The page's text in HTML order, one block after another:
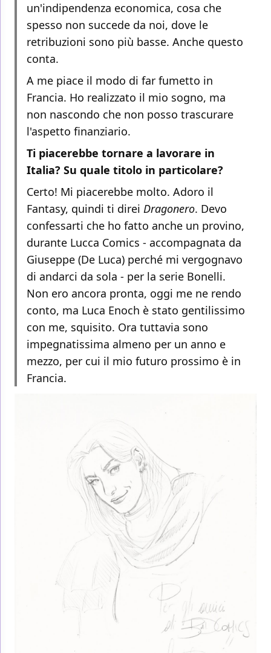
un'indipendenza economica, cosa che
spesso non succede da noi, dove le
retribuzioni sono più basse. Anche questo
conta.
A me piace il modo di far fumetto in
Francia. Ho realizzato il mio sogno, ma
non nascondo che non posso trascurare
l'aspetto finanziario.
Ti piacerebbe tornare a lavorare in
Italia? Su quale titolo in particolare?
Certo! Mi piacerebbe molto. Adoro il
Fantasy, quindi ti direi Dragonero. Devo
confessarti che ho fatto anche un provino,
durante Lucca Comics - accompagnata da
Giuseppe (De Luca) perché mi vergognavo
di andarci da sola - per la serie Bonelli.
Non ero ancora pronta, oggi me ne rendo
conto, ma Luca Enoch è stato gentilissimo
con me, squisito. Ora tuttavia sono
impegnatissima almeno per un anno e
mezzo, per cui il mio futuro prossimo è in
Francia.